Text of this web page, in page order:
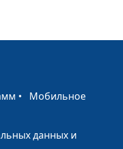
• Мобильное
данных и